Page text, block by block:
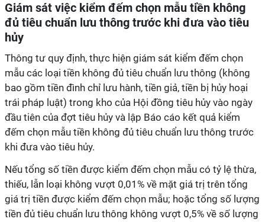
Giám sát việc kiểm đếm chọn mẫu tiền không
đủ tiêu chuẩn lưu thông trước khi đưa vào tiêu
hủy
Thông tư quy định, thực hiện giám sát kiểm đếm chọn
mẫu các loại tiền không đủ tiêu chuẩn lưu thông (không
bao gồm tiền đình chỉ lưu hành, tiền giả, tiền bị hủy hoại
trái pháp luật) trong kho của Hội đồng tiêu hủy vào ngày
đầu tiên của đợt tiêu hủy và lập Báo cáo kết quả kiểm
đếm chọn mẫu tiền không đủ tiêu chuẩn lưu thông trước
khi đưa vào tiêu hủy.
Nếu tổng số tiền được kiểm đếm chọn mẫu có tỷ lệ thừa,
thiếu, lẫn loại không vượt 0,01% về mặt giá trị trên tổng
giá trị tiền được kiểm đếm chọn mẫu; hoặc tổng số lượng
tiền đủ tiêu chuẩn lưu thông không vượt 0,5% về số lượng